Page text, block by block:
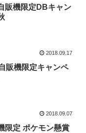
販機限定DBキャン
2018.09.17
販機限定キャンペ
2018.09.07
限定 ポケモン懸賞